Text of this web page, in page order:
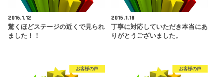
2016.1.12
驚くほどステージの近くで見られ
ました！！
2015.1.18
丁寧に対応していただき本当にあ
りがとうございました。
お客様の声 お客様の声